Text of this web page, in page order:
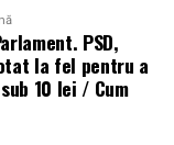
PSD,
la fel pentru a
10 lei / Cum